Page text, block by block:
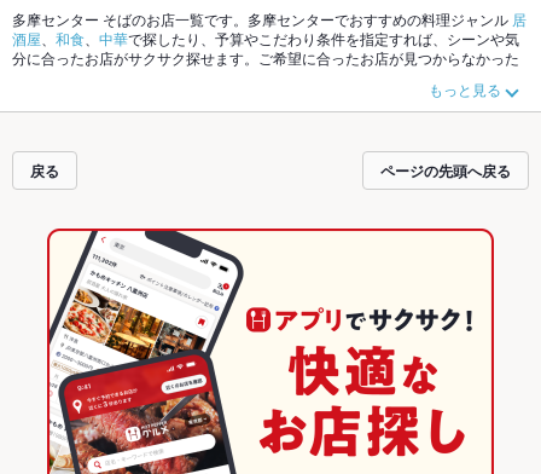
多摩センター そばのお店一覧です。多摩センターでおすすめの料理ジャンル 居
酒屋
和食 中華で探したり、予算やこだわり条件を指定すれば、シーンや気
分に合ったお店がサクサク探せます。ご希望に合ったお店が見つからなかった
い。ホットペッパーグルメなら、お得なクーポンはもちろん、こだわりメニュ
ーからあげ、馬刺し、お茶漬けや季節のおすすめ料理など、お店の最新情報を
拡大中です。友達どうしの飲み会にも、会社の宴会にも、デートやパーティー
にもお得に便利にホットペッパーグルメをご利用ください。
もっと見る
戻る ページの先頭へ戻る